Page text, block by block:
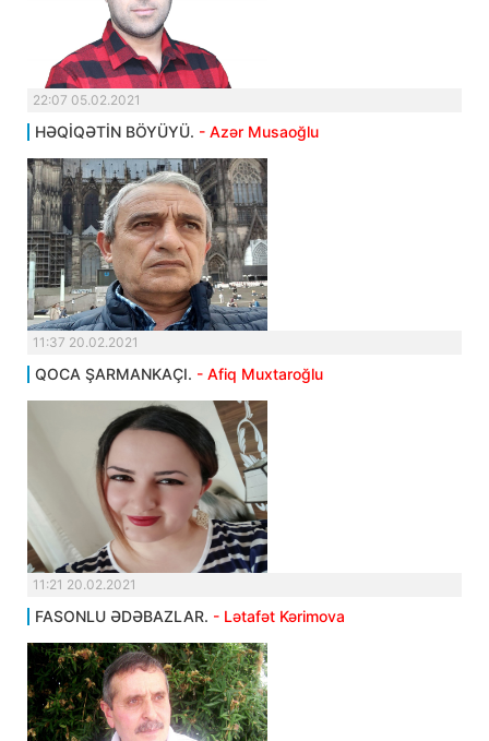
22:07 05.02.2021
HƏQİQƏTİN BÖYÜYÜ. - Azər Musaoğlu
11:37 20.02.2021
QOCA ŞARMANKAÇI. - Afiq Muxtaroğlu
11:21 20.02.2021
FASONLU ƏDƏBAZLAR. - Lətafət Kərimova